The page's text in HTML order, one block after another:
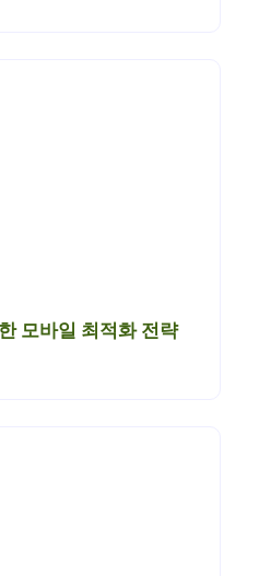
모바일 최적화 전략